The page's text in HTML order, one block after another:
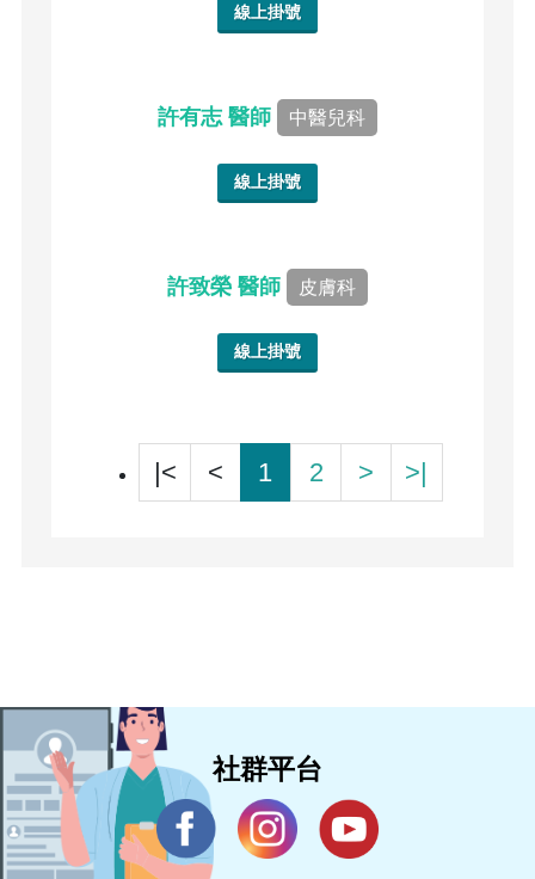
線上掛號
許有志 醫師 中醫兒科
線上掛號
許致榮 醫師 皮膚科
線上掛號
|< < 1 2 > >|
社群平台